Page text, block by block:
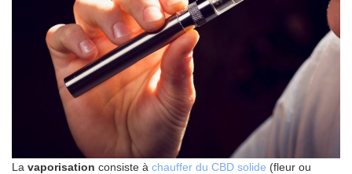
La vaporisation consiste à chauffer du CBD solide (fleur ou